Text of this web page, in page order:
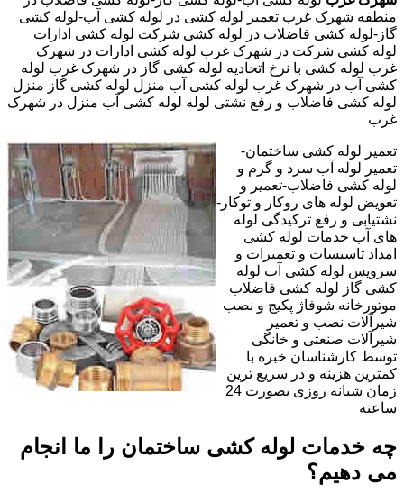
منطقه شهرک غرب تعمیر لوله کشی در لوله کشی آب-لوله کشی
گاز-لوله کشی فاضلاب در لوله کشی شرکت لوله کشی ادارات
لوله کشی شرکت در شهرک غرب لوله کشی ادارات در شهرک
غرب لوله کشی با نرخ اتحادیه لوله کشی گاز در شهرک غرب لوله
کشی آب در شهرک غرب لوله کشی آب منزل لوله کشی گاز منزل
لوله کشی فاضلاب و رفع نشتی لوله لوله کشی آب منزل در شهرک
غرب
تعمیر لوله کشی ساختمان-
تعمیر لوله آب سرد و گرم و
لوله کشی فاضلاب-تعمیر و
تعویض لوله های روکار و توکار-
نشتیابی و رفع ترکیدگی لوله
های آب خدمات لوله کشی
امداد تاسیسات و تعمیرات و
سرویس لوله کشی آب لوله
کشی گاز لوله کشی فاضلاب
موتورخانه شوفاژ پکیج و نصب
شیرآلات نصب و تعمیر
شیرآلات صنعتی و خانگی
توسط کارشناسان خبره با
کمترین هزینه و در سریع ترین
زمان شبانه روزی بصورت 24
ساعته
چه خدمات لوله کشی ساختمان را ما انجام
می دهیم؟